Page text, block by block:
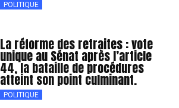
POLITIQUE
La réforme des retraites : vote
unique au Sénat après l’article
44, la bataille de procédures
atteint son point culminant.
POLITIQUE